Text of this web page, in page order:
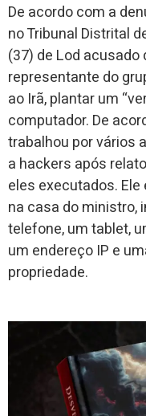
De acordo com a
no Tribunal Distrital
(37) de Lod
representante do
ao Irã, plantar um
computador. De
trabalhou por vários
a hackers após
eles executados.
na casa do ministro,
telefone, um tablet,
um endereço IP e
propriedade.